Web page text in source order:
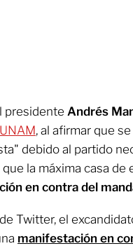
presidente Andrés
, al afirmar que
debido al partido
la máxima casa de
en contra del
Twitter, el
manifestación en